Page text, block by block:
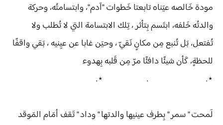
مودة خَالصه عيَناه تابعتا خَطوات "آدم"، وابتسامتُه، وحركة
والدتُه خَلفه، ابتَسم بِتأثر ، تِلك الابتسامة التي لا تُطلب ولا
تُفتعل، بَل تُنبع مِن مكانٍ نَقيّ ، وحيَن غابا عن عيِنيه ، بَقي واقفًا
للحظةٍ، كَأن شيئًا دافئًا مرّ مِن قَلبه بِهدوء
⋆. . ⋆.
لَمحت " سمر " بِطرف عينيها والدتها " وداد " تَقف أمَام المَوقد